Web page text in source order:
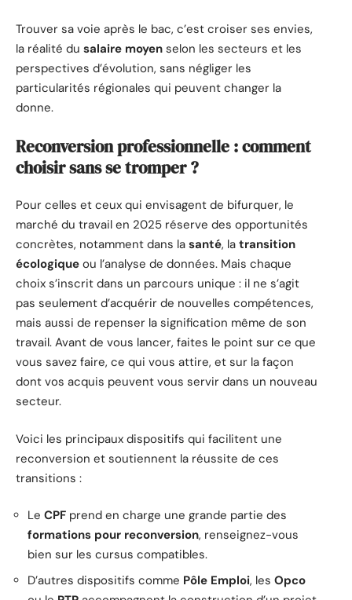
Trouver sa voie après le bac, c’est croiser ses envies,
la réalité du salaire moyen selon les secteurs et les
perspectives d’évolution, sans négliger les
particularités régionales qui peuvent changer la
donne.
Reconversion professionnelle : comment
choisir sans se tromper ?
Pour celles et ceux qui envisagent de bifurquer, le
marché du travail en 2025 réserve des opportunités
concrètes, notamment dans la santé, la transition
écologique ou l’analyse de données. Mais chaque
choix s’inscrit dans un parcours unique : il ne s’agit
pas seulement d’acquérir de nouvelles compétences,
mais aussi de repenser la signification même de son
travail. Avant de vous lancer, faites le point sur ce que
vous savez faire, ce qui vous attire, et sur la façon
dont vos acquis peuvent vous servir dans un nouveau
secteur.
Voici les principaux dispositifs qui facilitent une
reconversion et soutiennent la réussite de ces
transitions :
Le CPF prend en charge une grande partie des
formations pour reconversion, renseignez-vous
bien sur les cursus compatibles.
D’autres dispositifs comme Pôle Emploi, les Opco